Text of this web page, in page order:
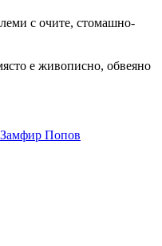
с очите, стомашно-
е живописно, обвеяно